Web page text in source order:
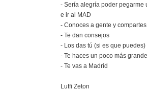
- Sería alegría poder pegarme
e ir al MAD
- Conoces a gente y
- Te dan consejos
- Los das tú (si es que puedes)
- Te haces un poco más grande
- Te vas a Madrid
Lutfi Zeton